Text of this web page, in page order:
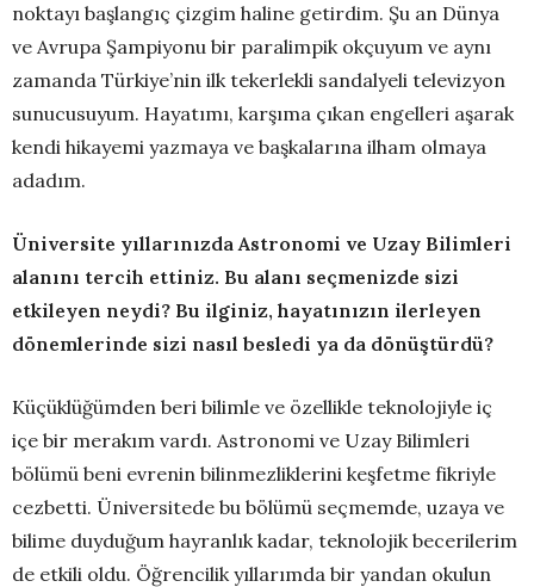
noktayı başlangıç çizgim haline getirdim. Şu an Dünya
ve Avrupa Şampiyonu bir paralimpik okçuyum ve aynı
zamanda Türkiye’nin ilk tekerlekli sandalyeli televizyon
sunucusuyum. Hayatımı, karşıma çıkan engelleri aşarak
kendi hikayemi yazmaya ve başkalarına ilham olmaya
adadım.
Üniversite yıllarınızda Astronomi ve Uzay Bilimleri
alanını tercih ettiniz. Bu alanı seçmenizde sizi
etkileyen neydi? Bu ilginiz, hayatınızın ilerleyen
dönemlerinde sizi nasıl besledi ya da dönüştürdü?
Küçüklüğümden beri bilimle ve özellikle teknolojiyle iç
içe bir merakım vardı. Astronomi ve Uzay Bilimleri
bölümü beni evrenin bilinmezliklerini keşfetme fikriyle
cezbetti. Üniversitede bu bölümü seçmemde, uzaya ve
bilime duyduğum hayranlık kadar, teknolojik becerilerim
de etkili oldu. Öğrencilik yıllarımda bir yandan okulun